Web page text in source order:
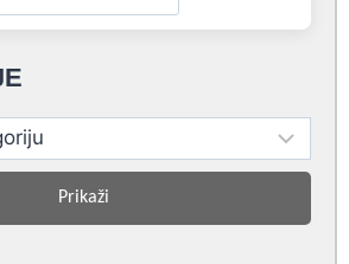
Prikaži